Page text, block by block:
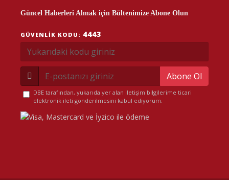
Güncel Haberleri Almak için Bültenimize Abone Olun
GÜVENLIK KODU: 4443
Abone Ol
DBE tarafından, yukarıda yer alan iletişim bilgilerime ticari
elektronik ileti gönderilmesini kabul ediyorum.